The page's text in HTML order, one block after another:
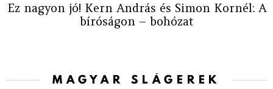
Ez nagyon jó! Kern András és Simon Kornél: A
bíróságon – bohózat
MAGYAR SLÁGEREK